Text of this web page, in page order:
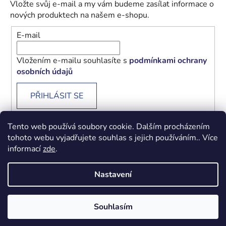
Tento web používá soubory cookie. Dalším procházením
tohoto webu vyjadřujete souhlas s jejich používáním.. Více
informacízde.
Nastavení
Souhlasím
Vložte svůj e-mail a my vám budeme zasílat informace o
nových produktech na našem e-shopu.
E-mail
Vložením e-mailu souhlasíte s podmínkami ochrany
osobních údajů
PŘIHLÁSIT SE
Obchodní podmínky Podmínky ochrany osobních údajů
Vytvořil Shoptet
Beránek - Levné knihy
vyhrazena.